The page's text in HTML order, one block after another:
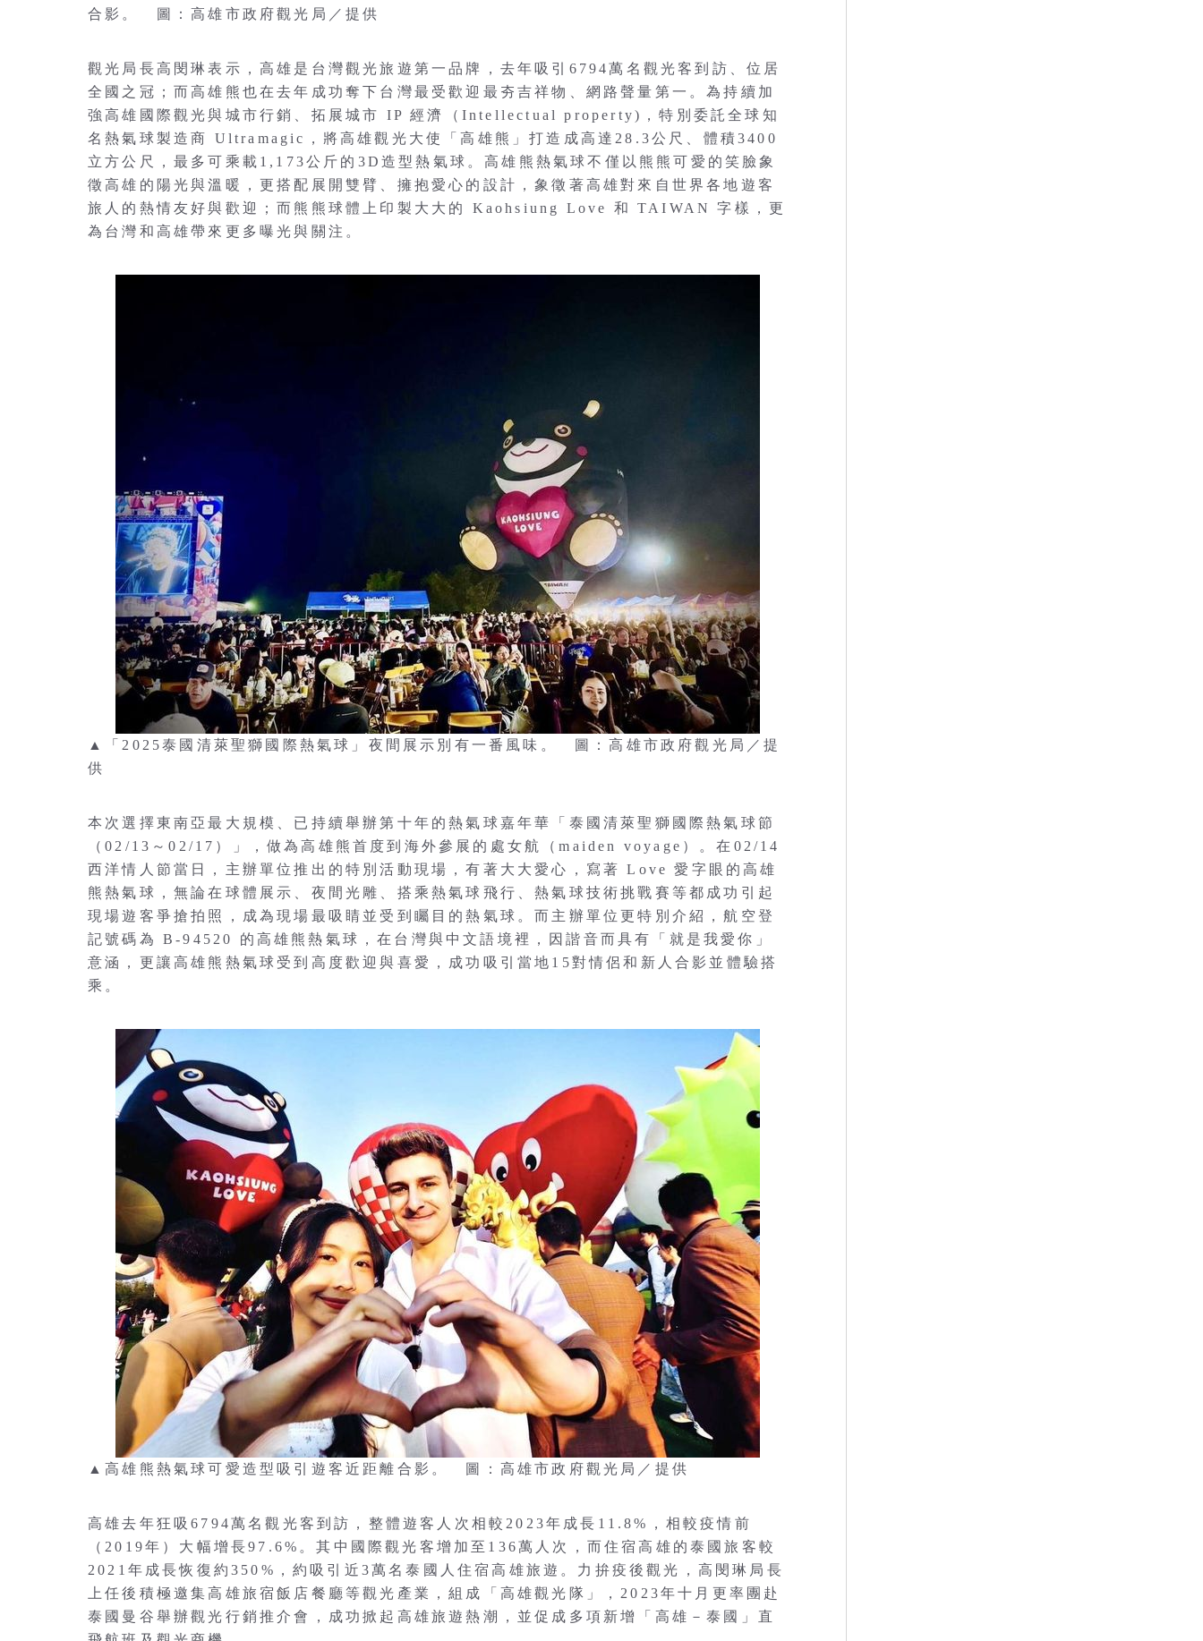
合影。 圖：高雄市政府觀光局／提供
觀光局長高閔琳表示，高雄是台灣觀光旅遊第一品牌，去年吸引6794萬名觀光客到訪、位居
全國之冠；而高雄熊也在去年成功奪下台灣最受歡迎最夯吉祥物、網路聲量第一。為持續加
強高雄國際觀光與城市行銷、拓展城市 IP 經濟（Intellectual property)，特別委託全球知
名熱氣球製造商 Ultramagic，將高雄觀光大使「高雄熊」打造成高達28.3公尺、體積3400
立方公尺，最多可乘載1,173公斤的3D造型熱氣球。高雄熊熱氣球不僅以熊熊可愛的笑臉象
徵高雄的陽光與溫暖，更搭配展開雙臂、擁抱愛心的設計，象徵著高雄對來自世界各地遊客
旅人的熱情友好與歡迎；而熊熊球體上印製大大的 Kaohsiung Love 和 TAIWAN 字樣，更
為台灣和高雄帶來更多曝光與關注。
▲「2025泰國清萊聖獅國際熱氣球」夜間展示別有一番風味。 圖：高雄市政府觀光局／提
供
本次選擇東南亞最大規模、已持續舉辦第十年的熱氣球嘉年華「泰國清萊聖獅國際熱氣球節
（02/13～02/17）」，做為高雄熊首度到海外參展的處女航（maiden voyage）。在02/14
西洋情人節當日，主辦單位推出的特別活動現場，有著大大愛心，寫著 Love 愛字眼的高雄
熊熱氣球，無論在球體展示、夜間光雕、搭乘熱氣球飛行、熱氣球技術挑戰賽等都成功引起
現場遊客爭搶拍照，成為現場最吸睛並受到矚目的熱氣球。而主辦單位更特別介紹，航空登
記號碼為 B-94520 的高雄熊熱氣球，在台灣與中文語境裡，因諧音而具有「就是我愛你」
意涵，更讓高雄熊熱氣球受到高度歡迎與喜愛，成功吸引當地15對情侶和新人合影並體驗搭
乘。
▲高雄熊熱氣球可愛造型吸引遊客近距離合影。 圖：高雄市政府觀光局／提供
高雄去年狂吸6794萬名觀光客到訪，整體遊客人次相較2023年成長11.8%，相較疫情前
（2019年）大幅增長97.6%。其中國際觀光客增加至136萬人次，而住宿高雄的泰國旅客較
2021年成長恢復約350%，約吸引近3萬名泰國人住宿高雄旅遊。力拚疫後觀光，高閔琳局長
上任後積極邀集高雄旅宿飯店餐廳等觀光產業，組成「高雄觀光隊」，2023年十月更率團赴
泰國曼谷舉辦觀光行銷推介會，成功掀起高雄旅遊熱潮，並促成多項新增「高雄－泰國」直